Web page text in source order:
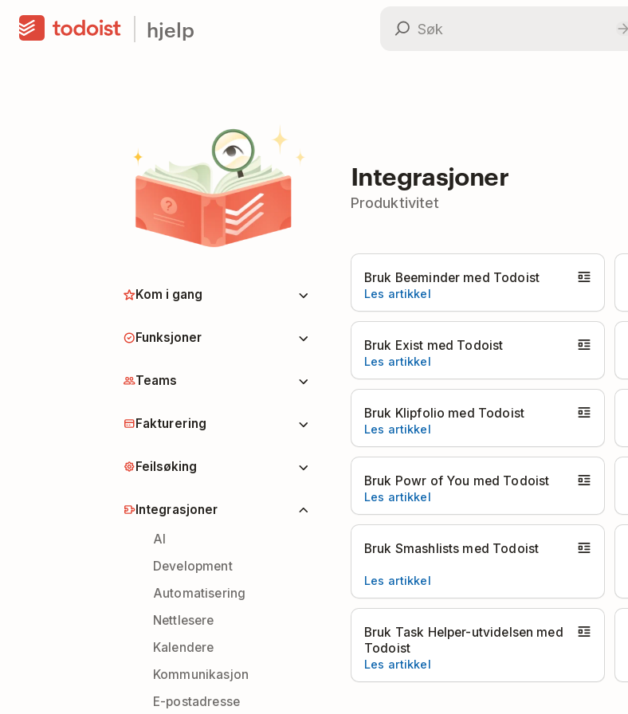
hjelp
Kom i gang
Funksjoner
Teams
Fakturering
Feilsøking
Integrasjoner
AI
Development
Automatisering
Nettlesere
Kalendere
Kommunikasjon
E-postadresse
Integrasjoner
Produktivitet
Bruk Beeminder med Todoist
Les artikkel
Bruk Exist med Todoist
Les artikkel
Bruk Klipfolio med Todoist
Les artikkel
Bruk Powr of You med Todoist
Les artikkel
Bruk Smashlists med Todoist
Les artikkel
Bruk Task Helper-utvidelsen med
Todoist
Les artikkel